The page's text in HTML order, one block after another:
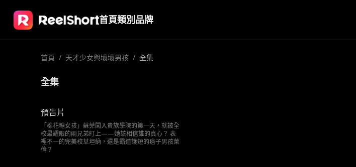
首頁類別 品牌
首頁 / 天才少女與壞壞男孩 / 全集
全集
預告片
「棉花糖女孩」蘇菲闖入貴族學院的第一天，就被全
校最耀眼的兩兄弟盯上——她該相信誰的真心？ 表
裡不一的完美校草坦納，還是霸道護短的痞子男孩萊
倫？